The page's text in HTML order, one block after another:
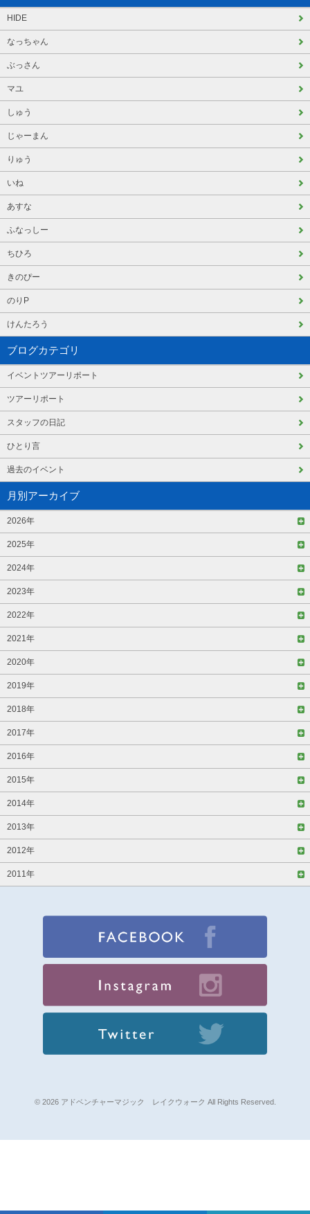
HIDE
なっちゃん
ぶっさん
マユ
しゅう
じゃーまん
りゅう
いね
あすな
ふなっしー
ちひろ
きのぴー
のりP
けんたろう
ブログカテゴリ
イベントツアーリポート
ツアーリポート
スタッフの日記
ひとり言
過去のイベント
月別アーカイブ
2026年
2025年
2024年
2023年
2022年
2021年
2020年
2019年
2018年
2017年
2016年
2015年
2014年
2013年
2012年
2011年
© 2026 アドベンチャーマジック レイクウォーク All Rights Reserved.